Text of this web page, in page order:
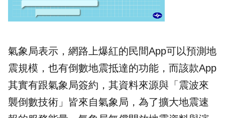
氣象局表示，網路上爆紅的民間App可以預測地
震規模，也有倒數地震抵達的功能，而該款App
其實有跟氣象局簽約，其資料來源與「震波來
襲倒數技術」皆來自氣象局，為了擴大地震速